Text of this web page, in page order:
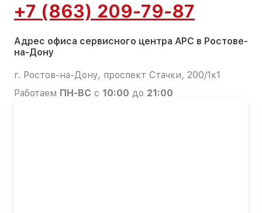
+7 (863) 209-79-87
Адрес офиса сервисного центра APC в Ростове-
на-Дону
г. Ростов-на-Дону, проспект Стачки, 200/1к1
Работаем ПН-ВС с 10:00 до 21:00